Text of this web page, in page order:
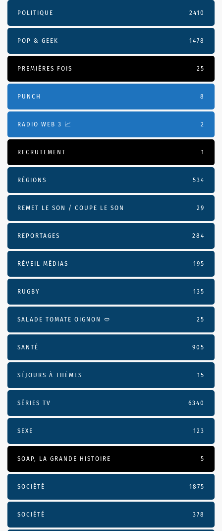
POLITIQUE 2410
POP & GEEK 1478
PREMIÈRES FOIS 25
PUNCH 8
RADIO WEB 3 📈 2
RECRUTEMENT 1
RÉGIONS 534
REMET LE SON / COUPE LE SON 29
REPORTAGES 284
RÉVEIL MÉDIAS 195
RUGBY 135
SALADE TOMATE OIGNON 🥙 25
SANTÉ 905
SÉJOURS À THÈMES 15
SÉRIES TV 6340
SEXE 123
SOAP, LA GRANDE HISTOIRE 5
SOCIÉTÉ 1875
SOCIÉTÉ 378